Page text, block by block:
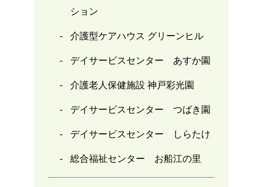
ション
介護型ケアハウス グリーンヒル
デイサービスセンター あすか園
介護老人保健施設 神戸彩光園
デイサービスセンター つばき園
デイサービスセンター しらたけ
総合福祉センター お船江の里